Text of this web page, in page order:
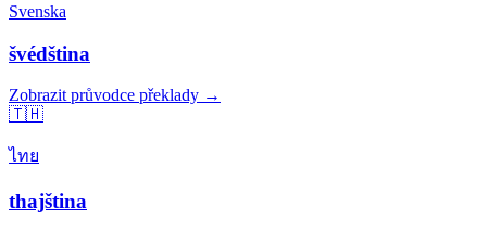
Svenska
švédština
Zobrazit průvodce překlady →
🇹🇭
ไทย
thajština